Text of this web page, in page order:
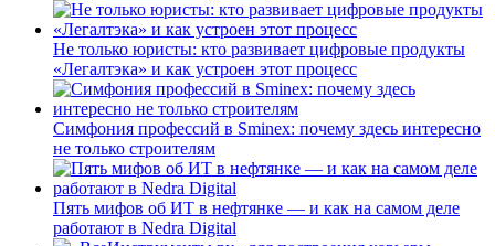
Не только юристы: кто развивает цифровые продукты
«Легалтэка» и как устроен этот процесс
Симфония профессий в Sminex: почему здесь интересно
не только строителям
Пять мифов об ИТ в нефтянке — и как на самом деле
работают в Nedra Digital